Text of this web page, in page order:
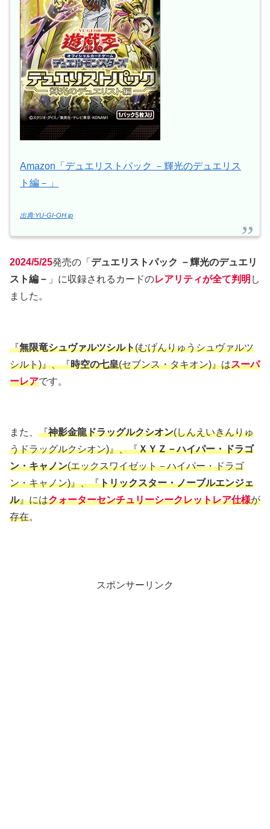
Amazon「デュエリストパック －輝光のデュエリス
ト編－」
出典:YU-GI-OH.jp
2024/5/25発売の「 デュエリストパック －輝光のデュエリ
スト編－ 」に収録されるカードのレアリティが全て判明 し
ました。
『無限竜シュヴァルツシルト(むげんりゅうシュヴァルツ
シルト)』、『時空の七皇(セブンス・タキオン)』はスーパ
ーレアです。
また、 『神影金龍ドラッグルクシオン(しんえいきんりゅ
うドラッグルクシオン)』、『ＸＹＺ－ハイパー・ドラゴ
ン・キャノン(エックスワイゼット－ハイパー・ドラゴ
ン・キャノン)』、『トリックスター・ノーブルエンジェ
ル』にはクォーターセンチュリーシークレットレア仕様が
存在。
スポンサーリンク